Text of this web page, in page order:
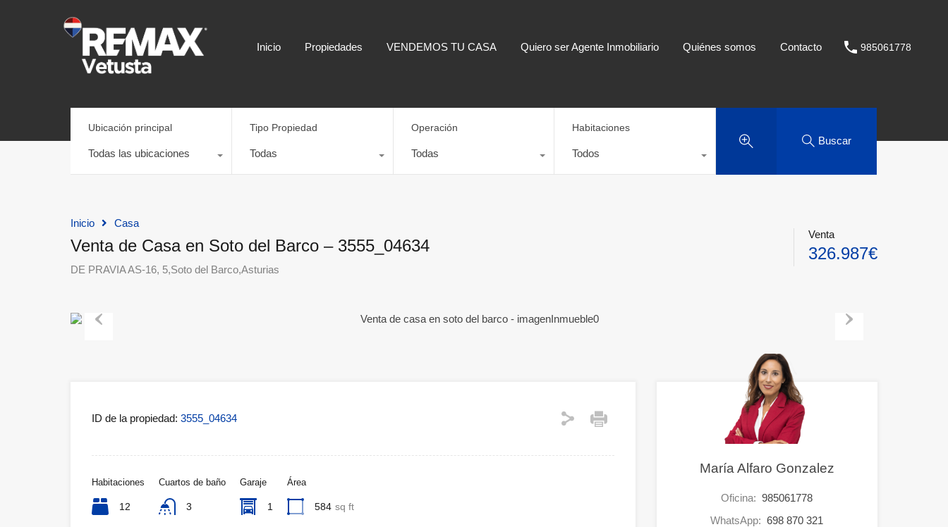
Inicio Propiedades VENDEMOS TU CASA Quiero ser Agente Inmobiliario Quiénes somos Contacto 985061778
Ubicación principal
Todas las ubicaciones
Tipo Propiedad
Todas
Operación
Todas
Habitaciones
Todos
Buscar
Inicio Casa
Venta de Casa en Soto del Barco – 3555_04634
DE PRAVIA AS-16, 5,Soto del Barco,Asturias
Venta
326.987€
ID de la propiedad: 3555_04634
Habitaciones
12
Cuartos de baño
3
Garaje
1
Área
584 sq ft
María Alfaro Gonzalez
Oficina: 985061778
WhatsApp: 698 870 321